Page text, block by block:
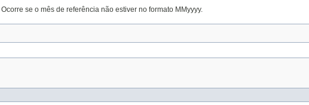
Ocorre se o mês de referência não estiver no formato MMyyyy.